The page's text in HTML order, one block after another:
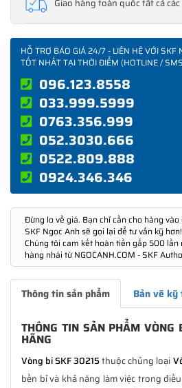
Giao hàng toàn quốc tất cả
HỖ TRỢ BÁO GIÁ 24/7 - LIÊN HỆ VỚI SKF
TỐT NHẤT TẠI THỜI ĐIỂM (HOTLINE /
096.123.8558
033.999.5999
0763.356.999
052.3030.666
0522.809.888
0924.346.346
Đừng lo về giá. Bạn chỉ cần cho hàng
SKF Ngọc Anh sẽ gọi lại để tư vấn kỹ hơn!
Chúng tôi cam kết hoàn tiền gấp 500
hàng nhái từ NGOCANH.COM - SKF
Thông tin sản phẩm Bản vẽ
THÔNG TIN SẢN PHẨM
HÃNG
Vòng bi SKF 30215thuộc chủng loại
bền bỉ và khả năng làm việc trong